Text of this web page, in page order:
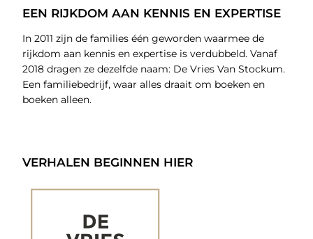
EEN RIJKDOM AAN KENNIS EN EXPERTISE
In 2011 zijn de families één geworden waarmee de
rijkdom aan kennis en expertise is verdubbeld. Vanaf
2018 dragen ze dezelfde naam: De Vries Van Stockum.
Een familiebedrijf, waar alles draait om boeken en
boeken alleen.
VERHALEN BEGINNEN HIER